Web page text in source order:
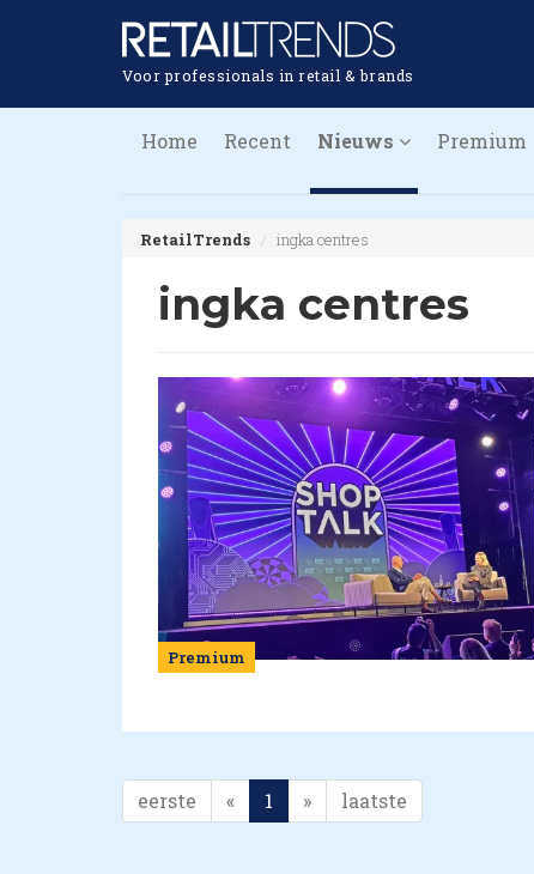
Voor professionals in retail & brands
Home Recent Nieuws Premium
RetailTrends ingka centres
ingka centres
Premium
eerste « 1 » laatste